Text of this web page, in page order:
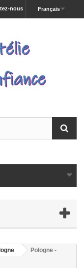
Français
nous
Pologne -